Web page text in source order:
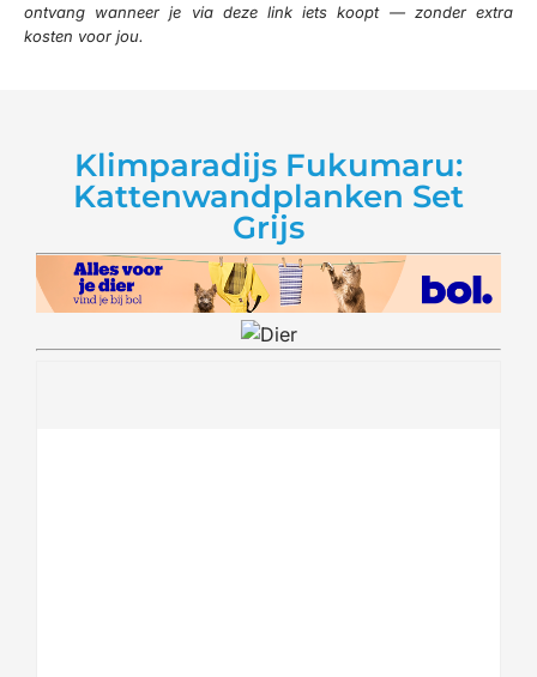
ontvang wanneer je via deze link iets koopt — zonder extra
kosten voor jou.
Klimparadijs Fukumaru:
Kattenwandplanken Set
Grijs